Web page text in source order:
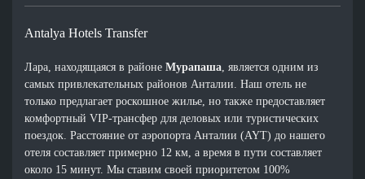
Antalya Hotels Transfer
Лара, находящаяся в районеМурапаша , является одним из
самых привлекательных районов Анталии. Наш отель не
только предлагает роскошное жилье, но также предоставляет
комфортный VIP-трансфер для деловых или туристических
поездок. Расстояние от аэропорта Анталии (AYT) до нашего
отеля составляет примерно 12 км, а время в пути составляет
около 15 минут. Мы ставим своей приоритетом 100%